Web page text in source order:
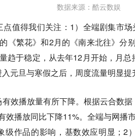
数据来源：酷云数娱
值得我们关注：1） 全端剧集市
《繁花》和2月的《南来北往》分
趋于稳定 ，从去年12月开始，月
入元旦与寒假之后，周度流量明显提
效播放量有所下降。根据云合数
效播放同比下降11%。全端与网播
级作品的影响， 基数效应明显 ；2